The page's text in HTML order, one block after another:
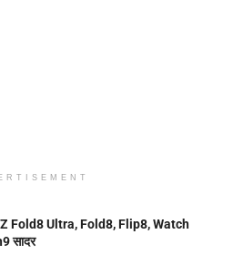
Fold8 Ultra, Fold8, Flip8, Watch
सादर